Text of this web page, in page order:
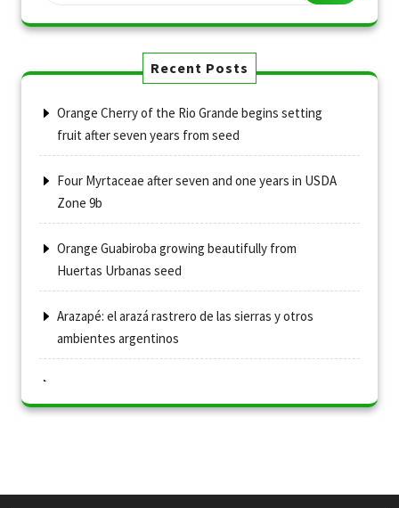
Recent Posts
Orange Cherry of the Rio Grande begins setting
fruit after seven years from seed
Four Myrtaceae after seven and one years in USDA
Zone 9b
Orange Guabiroba growing beautifully from
Huertas Urbanas seed
Arazapé: el arazá rastrero de las sierras y otros
ambientes argentinos